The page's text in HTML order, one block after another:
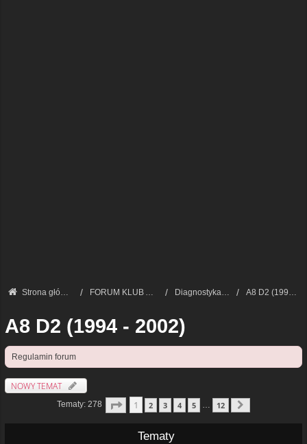
Strona główna FORUM KLUB AUDI A8 - FORUM TECHNICZNE Diagnostyka VAG A8 D2 (1994 - 2002)
A8 D2 (1994 - 2002)
Regulamin forum
NOWY TEMAT
Tematy: 278 Strona1 12
1 2 3 4 5 … 12
Tematy